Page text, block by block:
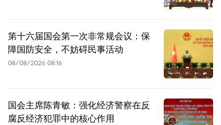
第十六届国会第一次非常规会议：保
障国防安全，不妨碍民事活动
08/08/2026 08:16
国会主席陈青敏：强化经济警察在反
腐反经济犯罪中的核心作用